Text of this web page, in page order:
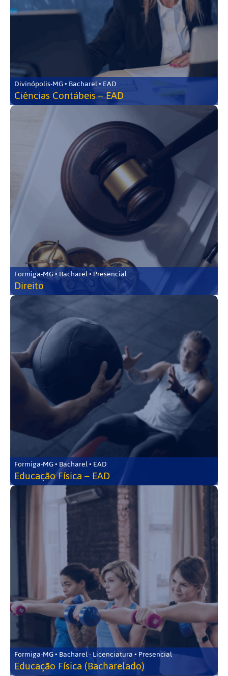
Divinópolis-MG • Bacharel • EAD
Ciências Contábeis – EAD
Formiga-MG • Bacharel • Presencial
Direito
Formiga-MG • Bacharel • EAD
Educação Física – EAD
Formiga-MG • Bacharel - Licenciatura • Presencial
Educação Física (Bacharelado)